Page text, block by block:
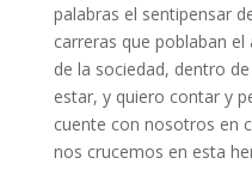
palabras el sentipensar
carreras que poblaban
de la sociedad, dentro
estar, y quiero contar y
cuente con nosotros en
nos crucemos en esta